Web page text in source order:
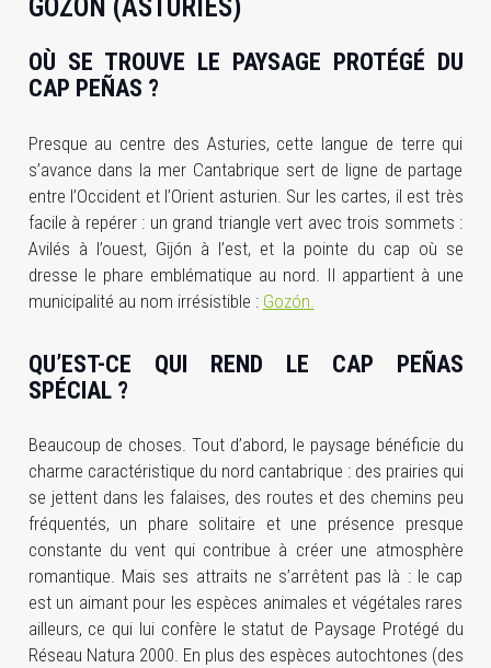
GOZÓN (ASTURIES)
OÙ SE TROUVE LE PAYSAGE PROTÉGÉ DU
CAP PEÑAS ?
Presque au centre des Asturies, cette langue de terre qui
s’avance dans la mer Cantabrique sert de ligne de partage
entre l’Occident et l’Orient asturien. Sur les cartes, il est très
facile à repérer : un grand triangle vert avec trois sommets :
Avilés à l’ouest, Gijón à l’est, et la pointe du cap où se
dresse le phare emblématique au nord. Il appartient à une
municipalité au nom irrésistible : Gozón.
QU’EST-CE QUI REND LE CAP PEÑAS
SPÉCIAL ?
Beaucoup de choses. Tout d’abord, le paysage bénéficie du
charme caractéristique du nord cantabrique : des prairies qui
se jettent dans les falaises, des routes et des chemins peu
fréquentés, un phare solitaire et une présence presque
constante du vent qui contribue à créer une atmosphère
romantique. Mais ses attraits ne s’arrêtent pas là : le cap
est un aimant pour les espèces animales et végétales rares
ailleurs, ce qui lui confère le statut de Paysage Protégé du
Réseau Natura 2000. En plus des espèces autochtones (des